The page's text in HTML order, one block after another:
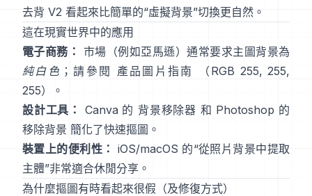
去背 V2 看起來比簡單的“虛擬背景”切換更自然。
這在現實世界中的應用
電子商務： 市場（例如亞馬遜）通常要求主圖背景為
純白色 ；請參閱 產品圖片指南
（RGB 255, 255,
255）。
設計工具：
Canva 的 背景移除器 和 Photoshop 的
移除背景 簡化了快速摳圖。
裝置上的便利性： iOS/macOS 的“從照片背景中提取
主體”非常適合休閒分享。
為什麼摳圖有時看起來很假（及修復方式）